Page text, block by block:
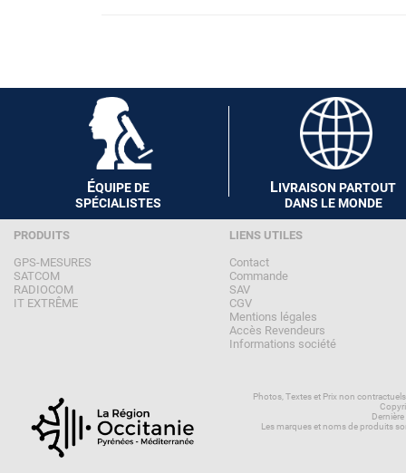
ÉQUIPE DE
SPÉCIALISTES
LIVRAISON PARTOUT
DANS LE MONDE
PRODUITS
GPS-MESURES
SATCOM
RADIOCOM
IT EXTRÊME
LIENS UTILES
Contact
Commande
SAV
CGV
Mentions légales
Accès Revendeurs
Informations société
Photos, Textes et Prix non
Les marques et noms de produits